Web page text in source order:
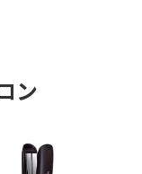
ライヤー ナノケア
ン